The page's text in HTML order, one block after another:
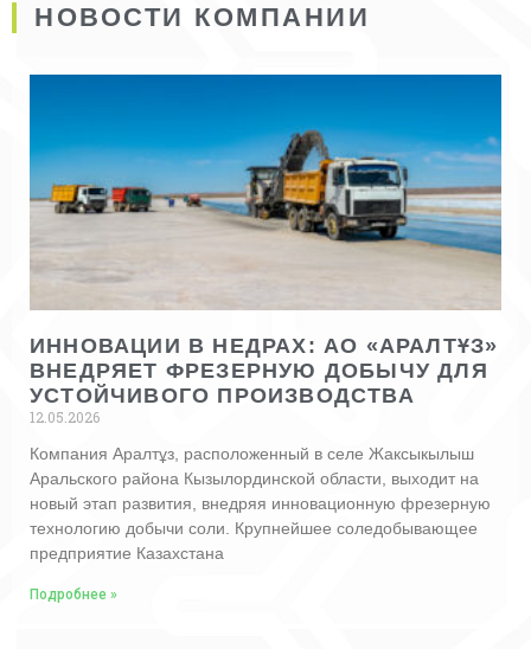
НОВОСТИ КОМПАНИИ
ИННОВАЦИИ В НЕДРАХ: АО «АРАЛТҰЗ»
ВНЕДРЯЕТ ФРЕЗЕРНУЮ ДОБЫЧУ ДЛЯ
УСТОЙЧИВОГО ПРОИЗВОДСТВА
12.05.2026
Компания Аралтұз, расположенный в селе Жаксыкылыш
Аральского района Кызылординской области, выходит на
новый этап развития, внедряя инновационную фрезерную
технологию добычи соли. Крупнейшее соледобывающее
предприятие Казахстана
Подробнее »